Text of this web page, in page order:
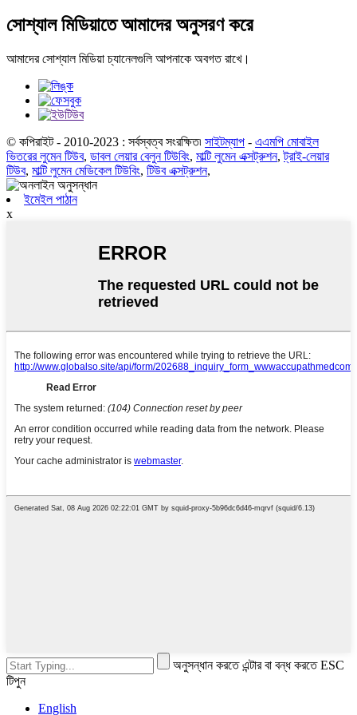
সোশ্যাল মিডিয়াতে আমাদের অনুসরণ করে
আমাদের সোশ্যাল মিডিয়া চ্যানেলগুলি আপনাকে অবগত রাখে।
© কপিরাইট - 2010-2023 : সর্বস্বত্ব সংরক্ষিত৷ সাইটম্যাপ - এএমপি মোবাইল
ভিতরের লুমেন টিউব, ডাবল লেয়ার বেলুন টিউবিং, মাল্টি লুমেন এক্সট্রুশন,ট্রাই-লেয়ার
টিউব, মাল্টি লুমেন মেডিকেল টিউবিং, টিউব এক্সট্রুশন,
ইমেইল পাঠান
x
অনুসন্ধান করতে এন্টার বা বন্ধ করতে ESC
টিপুন
English